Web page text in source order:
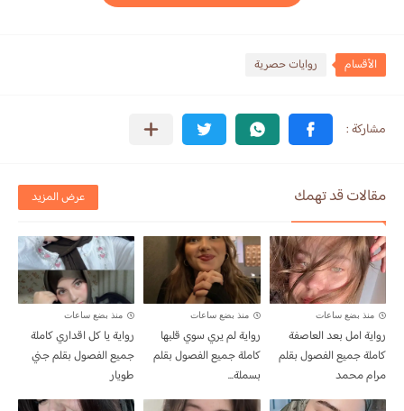
الأقسام روايات حصرية
مقالات قد تهمك عرض المزيد
منذ بضع ساعات
رواية امل بعد العاصفة
كاملة جميع الفصول بقلم
مرام محمد
منذ بضع ساعات
رواية لم يري سوي قلبها
كاملة جميع الفصول بقلم
بسملة...
منذ بضع ساعات
رواية يا كل اقداري كاملة
جميع الفصول بقلم جني
طويار